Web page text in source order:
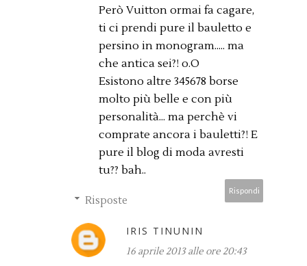
Però Vuitton ormai fa cagare,
ti ci prendi pure il bauletto e
persino in monogram..... ma
che antica sei?! o.O
Esistono altre 345678 borse
molto più belle e con più
personalità... ma perchè vi
comprate ancora i bauletti?! E
pure il blog di moda avresti
tu?? bah..
Rispondi
Risposte
IRIS TINUNIN
16 aprile 2013 alle ore 20:43